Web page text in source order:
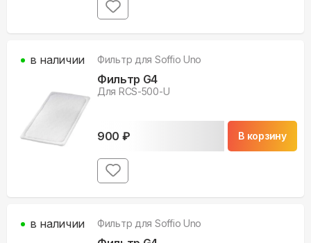
Фильтр для Soffio Uno
Фильтр G4
Для RCS-500-U
900 ₽ В корзину
в наличии
Фильтр для Soffio Uno
в наличии